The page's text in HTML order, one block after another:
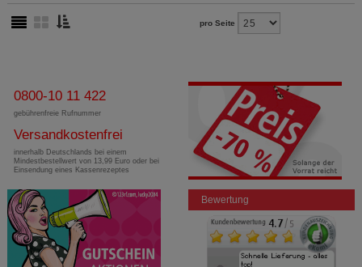
pro Seite
0800-10 11 422
gebührenfreie Rufnummer
Versandkostenfrei
innerhalb Deutschlands bei einem
Mindestbestellwert von 13,99 Euro oder bei
Einsendung eines Kassenrezeptes
Bewertung